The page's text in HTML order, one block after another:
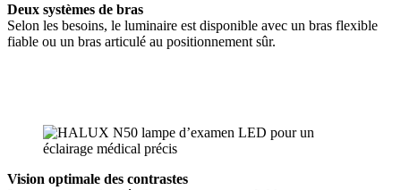
Deux systèmes de bras
Selon les besoins, le luminaire est disponible avec un bras flexible
fiable ou un bras articulé au positionnement sûr.
Vision optimale des contrastes